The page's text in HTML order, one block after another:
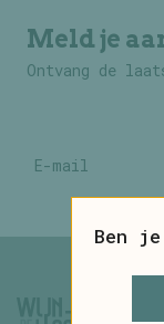
Meld je
Ontvang de
Ben